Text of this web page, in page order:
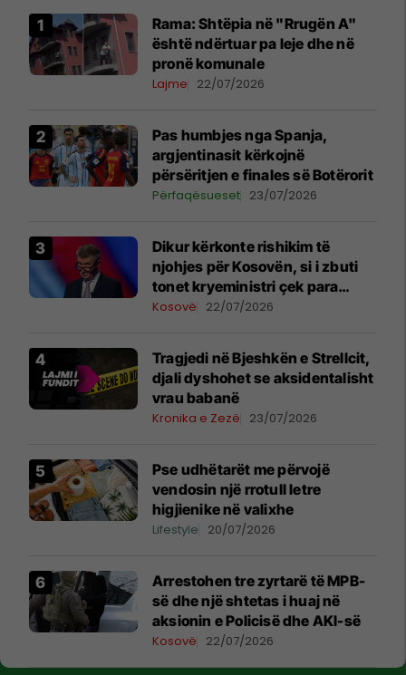
Rama: Shtëpia në "Rrugën A"
është ndërtuar pa leje dhe në
pronë komunale
Lajme 22/07/2026
Pas humbjes nga Spanja,
argjentinasit kërkojnë
përsëritjen e finales së Botërorit
Përfaqësueset 23/07/2026
Dikur kërkonte rishikim të
njohjes për Kosovën, si i zbuti
tonet kryeministri çek para
vizitës në Beograd
Kosovë 22/07/2026
Tragjedi në Bjeshkën e Strellcit,
djali dyshohet se aksidentalisht
vrau babanë
Kronika e Zezë 23/07/2026
Pse udhëtarët me përvojë
vendosin një rrotull letre
higjienike në valixhe
Lifestyle 20/07/2026
Arrestohen tre zyrtarë të MPB-
së dhe një shtetas i huaj në
aksionin e Policisë dhe AKI-së
Kosovë 22/07/2026